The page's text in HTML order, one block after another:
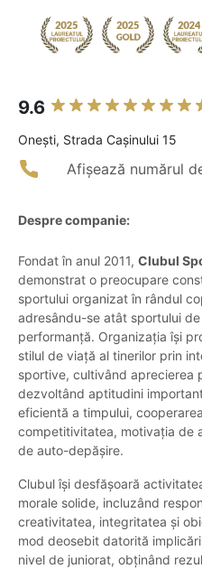
9.6
Oneşti, Strada Cașinului 15
Afișează numărul
Despre companie:
Fondat în anul 2011, Clubul
demonstrat o preocupare
sportului organizat în rândul
adresându-se atât sportului
performanță. Organizația își
stilul de viață al tinerilor prin
sportive, cultivând aprecierea
dezvoltând aptitudini
eficientă a timpului,
competitivitatea, motivația de
de auto-depășire.
Clubul își desfășoară
morale solide, incluzând
creativitatea, integritatea și
mod deosebit datorită
nivel de juniorat, obținând